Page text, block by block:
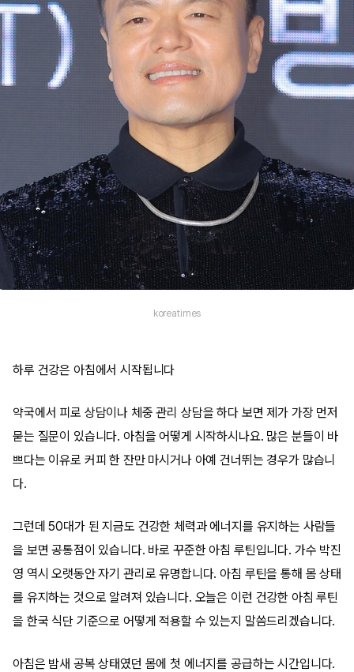
koreatimes
하루 건강은 아침에서 시작됩니다
약국에서 피로 상담이나 체중 관리 상담을 하다 보면 제가 가장 먼저
묻는 질문이 있습니다. 아침을 어떻게 시작하시나요. 많은 분들이 바
쁘다는 이유로 커피 한 잔만 마시거나 아예 건너뛰는 경우가 많습니
다.
그런데 50대가 된 지금도 건강한 체력과 에너지를 유지하는 사람들
을 보면 공통점이 있습니다. 바로 꾸준한 아침 루틴입니다. 가수 박진
영 역시 오랫동안 자기 관리로 유명합니다. 아침 루틴을 통해 몸 상태
를 유지하는 것으로 알려져 있습니다. 오늘은 이런 건강한 아침 루틴
을 한국 식단 기준으로 어떻게 적용할 수 있는지 말씀드리겠습니다.
아침은 밤새 공복 상태였던 몸에 첫 에너지를 공급하는 시간입니다.